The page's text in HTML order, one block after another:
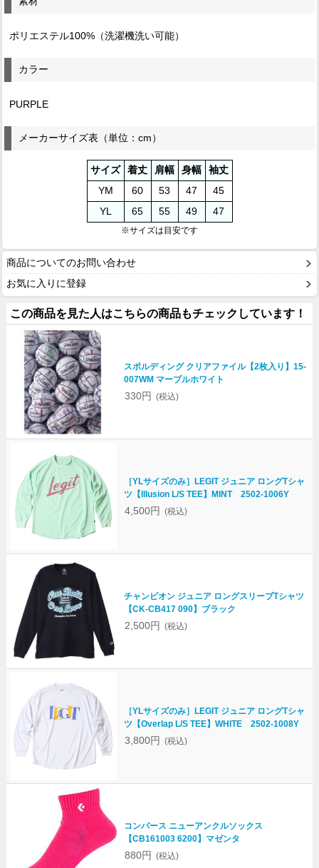
ポリエステル100%（洗濯機洗い可能）
カラー
PURPLE
メーカーサイズ表（単位：cm）
サイズ 着丈 肩幅 身幅
袖丈
YM
60 53 47
45
YL
65 55 49 47
※サイズは目安です
商品についてのお問い合わせ
お気に入りに登録
この商品を見た人はこちらの商品もチェックしています！
スポルディング クリアファイル【2枚入り】15-
007WM マーブルホワイト
330円 (税込)
［YLサイズのみ］LEGIT ジュニア ロングTシャ
ツ【Illusion L/S TEE】MINT 2502-1006Y
4,500円 (税込)
チャンピオン ジュニア ロングスリーブTシャツ
【CK-CB417 090】ブラック
2,500円 (税込)
［YLサイズのみ］LEGIT ジュニア ロングTシャ
ツ【Overlap L/S TEE】WHITE 2502-1008Y
3,800円 (税込)
コンバース ニューアンクルソックス
【CB161003 6200】マゼンタ
880円 (税込)